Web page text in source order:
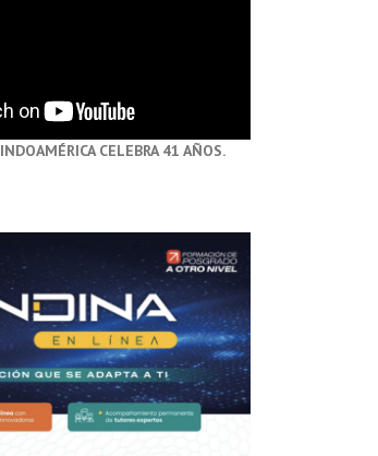
INDOAMÉRICA CELEBRA 41 AÑOS.